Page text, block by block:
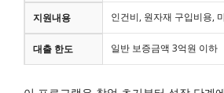
지원내용 인건비, 원자재 구입비용,
대출 한도 일반 보증금액 3억원 이하